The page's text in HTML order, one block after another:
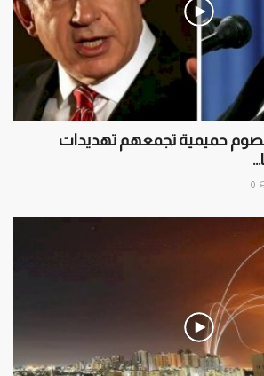
حميمية تجمعهم تهديدات
0